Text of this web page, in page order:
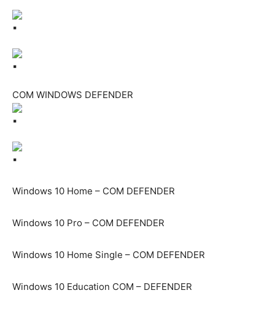
COM WINDOWS DEFENDER
Windows 10 Home – COM DEFENDER
Windows 10 Pro – COM DEFENDER
Windows 10 Home Single – COM DEFENDER
Windows 10 Education COM – DEFENDER